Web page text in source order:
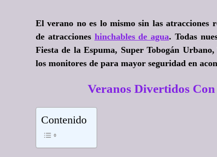
El verano no es lo mismo sin las atracciones
de atracciones hinchables de agua. Todas
Fiesta de la Espuma, Super Tobogán
los monitores de para mayor seguridad en
Veranos Divertidos
Contenido